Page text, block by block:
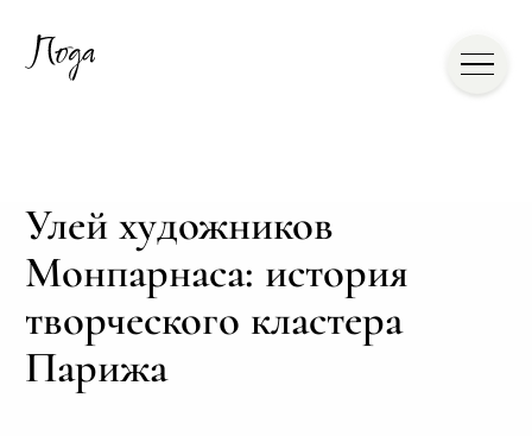
Улей художников
Монпарнаса: история
творческого кластера
Парижа